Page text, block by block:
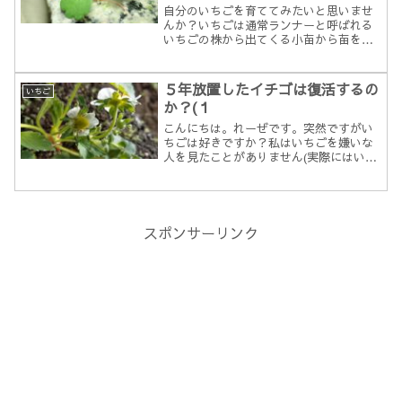
自分のいちごを育ててみたいと思いませ
んか？いちごは通常ランナーと呼ばれる
いちごの株から出てくる小苗から苗を作
ただしいちごの品種というのは、ランナ
ーから苗を採らずに種から育てると品種
が引き継がれません(種か...
いちご
５年放置したイチゴは復活するの
か？(１
こんにちは。れーぜです。突然ですがい
ちごは好きですか？私はいちごを嫌いな
人を見たことがありません(実際にはいる
スポンサーリンク